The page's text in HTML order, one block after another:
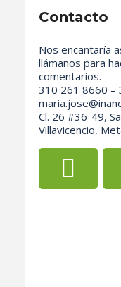
Contacto
Nos encantaría
llámanos para
comentarios.
310 261 8660 –
Cl. 26 #36-49,
Villavicencio,